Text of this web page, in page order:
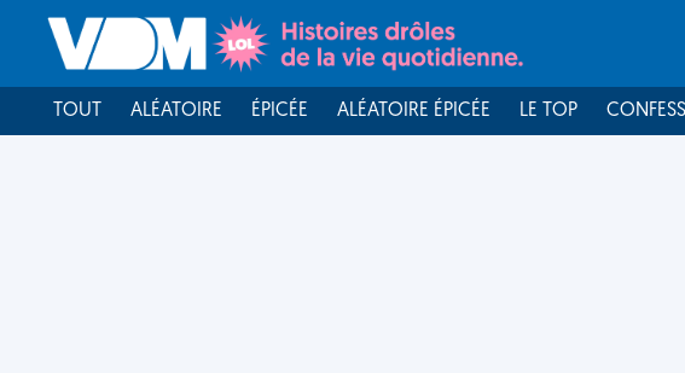
TOUT ALÉATOIRE ÉPICÉE ALÉATOIRE ÉPICÉE LE TOP